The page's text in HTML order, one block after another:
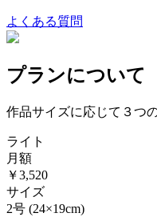
よくある質問
プランについて
作品サイズに応じて３つ
ライト
月額
￥3,520
サイズ
2号 (24×19cm)